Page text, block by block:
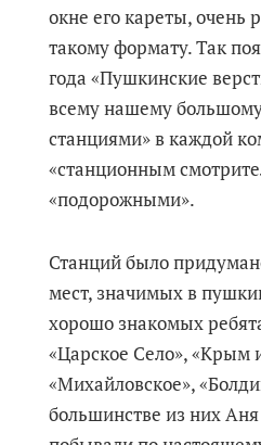
окне его кареты, очень
такому формату. Так
года «Пушкинские
всему нашему
станциями» в каждой
«станционным
«подорожными».
Станций было
мест, значимых в
хорошо знакомых
«Царское Село», «Крым
«Михайловское»,
большинстве из них